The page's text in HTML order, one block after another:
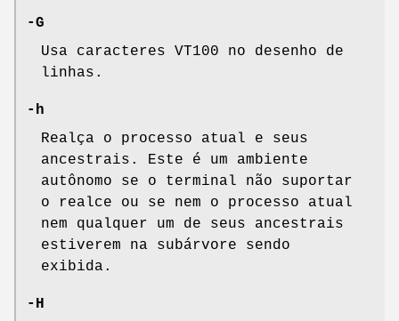
-G
Usa caracteres VT100 no desenho de
linhas.
-h
Realça o processo atual e seus
ancestrais. Este é um ambiente
autônomo se o terminal não suportar
o realce ou se nem o processo atual
nem qualquer um de seus ancestrais
estiverem na subárvore sendo
exibida.
-H